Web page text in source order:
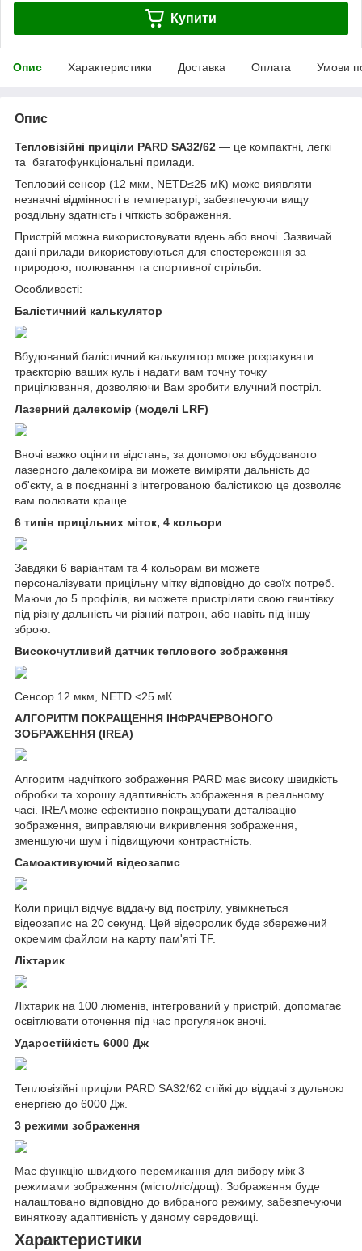
Купити
Опис Характеристики Доставка Оплата Умови
Опис
Тепловізійні приціли PARD SA32/62 — це компактні, легкі
та багатофункціональні прилади.
Тепловий сенсор (12 мкм, NETD≤25 мК) може виявляти
незначні відмінності в температурі, забезпечуючи вищу
роздільну здатність і чіткість зображення.
Пристрій можна використовувати вдень або вночі. Зазвичай
дані прилади використовуються для спостереження за
природою, полювання та спортивної стрільби.
Особливості:
Балістичний калькулятор
Вбудований балістичний калькулятор може розрахувати
траєкторію ваших куль і надати вам точну точку
прицілювання, дозволяючи Вам зробити влучний постріл.
Лазерний далекомір (моделі LRF)
Вночі важко оцінити відстань, за допомогою вбудованого
лазерного далекоміра ви можете виміряти дальність до
об'єкту, а в поєднанні з інтегрованою балістикою це дозволяє
вам полювати краще.
6 типів прицільних міток, 4 кольори
Завдяки 6 варіантам та 4 кольорам ви можете
персоналізувати прицільну мітку відповідно до своїх потреб.
Маючи до 5 профілів, ви можете пристріляти свою гвинтівку
під різну дальність чи різний патрон, або навіть під іншу
зброю.
Високочутливий датчик теплового зображення
Сенсор 12 мкм, NETD <25 мК
АЛГОРИТМ ПОКРАЩЕННЯ ІНФРАЧЕРВОНОГО
ЗОБРАЖЕННЯ (IREA)
Алгоритм надчіткого зображення PARD має високу швидкість
обробки та хорошу адаптивність зображення в реальному
часі. IREA може ефективно покращувати деталізацію
зображення, виправляючи викривлення зображення,
зменшуючи шум і підвищуючи контрастність.
Самоактивуючий відеозапис
Коли приціл відчує віддачу від пострілу, увімкнеться
відеозапис на 20 секунд. Цей відеоролик буде збережений
окремим файлом на карту пам'яті TF.
Ліхтарик
Ліхтарик на 100 люменів, інтегрований у пристрій, допомагає
освітлювати оточення під час прогулянок вночі.
Ударостійкість 6000 Дж
Тепловізійні приціли PARD SA32/62 стійкі до віддачі з дульною
енергією до 6000 Дж.
3 режими зображення
Має функцію швидкого перемикання для вибору між 3
режимами зображення (місто/ліс/дощ). Зображення буде
налаштовано відповідно до вибраного режиму, забезпечуючи
виняткову адаптивність у даному середовищі.
Характеристики